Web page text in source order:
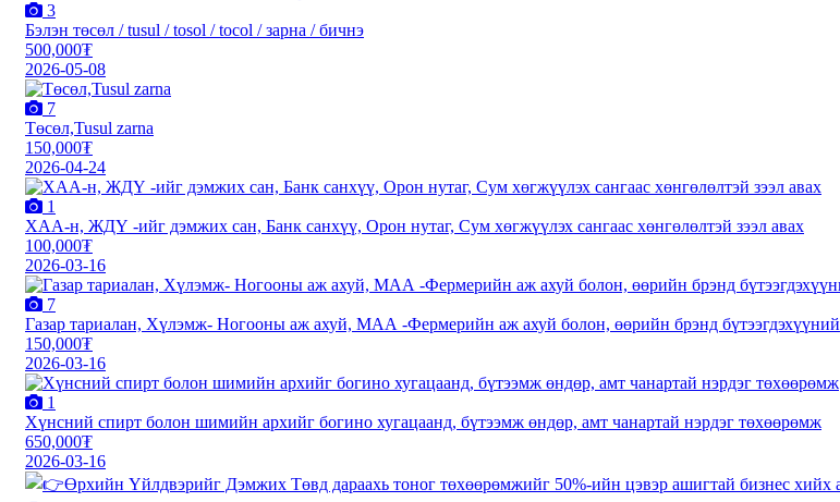
3
Бэлэн төсөл / tusul / tosol / tocol / зарна / бичнэ
500,000₮
2026-05-08
7
Төсөл,Tusul zarna
150,000₮
2026-04-24
1
XАА-н, ЖДҮ -ийг дэмжиx сан, Банк санxүү, Орон нутаг, Сум хөгжүүлэх сангаас хөнгөлөлтэй зээл авах
100,000₮
2026-03-16
7
Газар тариалан, Хүлэмж- Ногооны аж ахуй, МАА -Фермерийн аж ахуй болон, өөрийн брэнд бүтээгдэхүүний
150,000₮
2026-03-16
1
Хүнсний спирт болон шимийн архийг богино хугацаанд, бүтээмж өндөр, амт чанартай нэрдэг төхөөрөмж
650,000₮
2026-03-16